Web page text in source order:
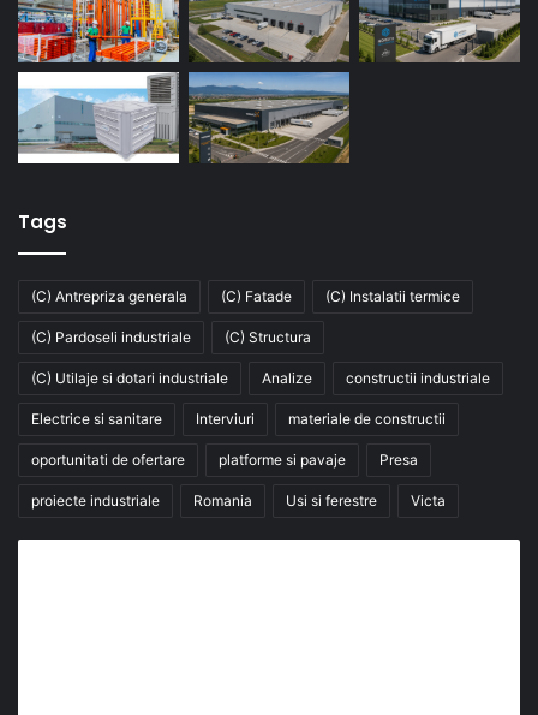
Tags
(C) Antrepriza generala (C) Fatade (C) Instalatii termice
(C) Pardoseli industriale (C) Structura
(C) Utilaje si dotari industriale Analize constructii industriale
Electrice si sanitare Interviuri materiale de constructii
oportunitati de ofertare platforme si pavaje Presa
proiecte industriale Romania Usi si ferestre Victa